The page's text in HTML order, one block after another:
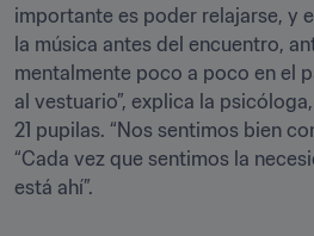
importante es poder relajarse, y
la música antes del encuentro,
mentalmente poco a poco en el
al vestuario”, explica la
21 pupilas. “Nos sentimos bien
“Cada vez que sentimos la
está ahí”.